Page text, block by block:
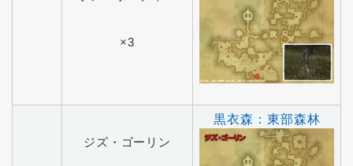
×3
ジズ・ゴーリン
黒衣森：東部森林